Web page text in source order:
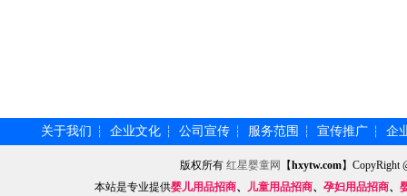
关于我们 ┆ 企业文化 ┆ 公司宣传 ┆ 服务范围 ┆ 宣传推广 ┆ 企
版权所有红星婴童网 【hxytw.com】CopyRight
本站是专业提供婴儿用品招商、 儿童用品招商、 孕妇用品招商、